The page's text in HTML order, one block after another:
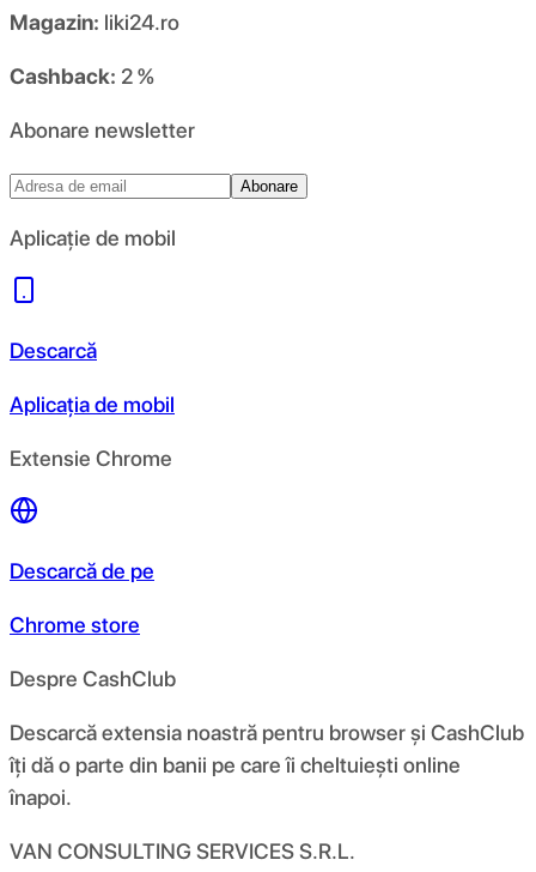
Magazin: liki24.ro
Cashback: 2 %
Abonare newsletter
Abonare
Aplicație de mobil
Descarcă
Aplicația de mobil
Extensie Chrome
Descarcă de pe
Chrome store
Despre CashClub
Descarcă extensia noastră pentru browser și CashClub
îți dă o parte din banii pe care îi cheltuiești online
înapoi.
VAN CONSULTING SERVICES S.R.L.